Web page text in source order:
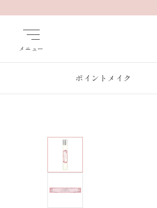
メニュー
ポイントメイク